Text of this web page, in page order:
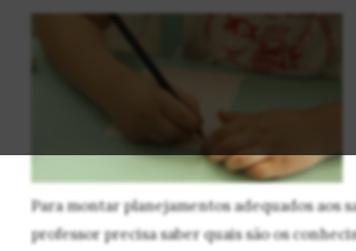
Para montar planejamentos adequados aos
professor precisa saber quais são os